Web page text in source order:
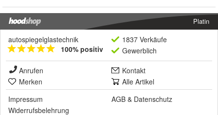
Platin
autospiegelglastechnik
100% positiv
1837 Verkäufe
Gewerblich
Anrufen
Kontakt
Merken
Alle Artikel
Impressum
AGB & Datenschutz
Widerrufsbelehrung